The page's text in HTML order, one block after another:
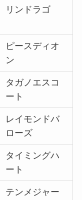
リンドラゴ
ピースディオ
ン
タガノエスコ
ート
レイモンドバ
ローズ
タイミングハ
ート
テンメジャー